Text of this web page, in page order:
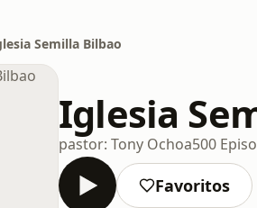
Semilla Bilbao
Iglesia
pastor: Tony Ochoa500
Favoritos